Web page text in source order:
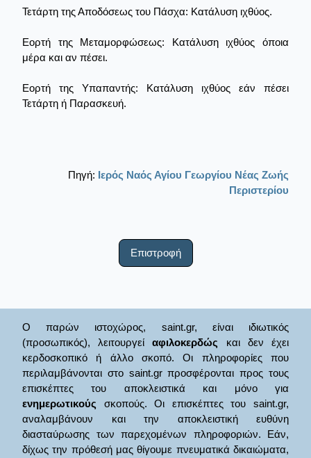
Τετάρτη της Αποδόσεως του Πάσχα: Κατάλυση ιχθύος.
Εορτή της Μεταμορφώσεως: Κατάλυση ιχθύος όποια
μέρα και αν πέσει.
Εορτή της Υπαπαντής: Kατάλυση ιχθύος εάν πέσει
Τετάρτη ή Παρασκευή.
Πηγή: Ιερός Ναός Αγίου Γεωργίου Νέας Ζωής
Περιστερίου
Επιστροφή
Ο παρών ιστοχώρος, saint.gr, είναι ιδιωτικός
(προσωπικός), λειτουργείαφιλοκερδώς και δεν έχει
κερδοσκοπικό ή άλλο σκοπό. Οι πληροφορίες που
περιλαμβάνονται στο saint.gr προσφέρονται προς τους
επισκέπτες του αποκλειστικά και μόνο για
ενημερωτικούς σκοπούς. Οι επισκέπτες του saint.gr,
αναλαμβάνουν και την αποκλειστική ευθύνη
διασταύρωσης των παρεχομένων πληροφοριών. Εάν,
δίχως την πρόθεσή μας θίγουμε πνευματικά δικαιώματα,